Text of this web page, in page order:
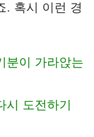
. 혹시 이런 경
분이 가라앉는
도전하기